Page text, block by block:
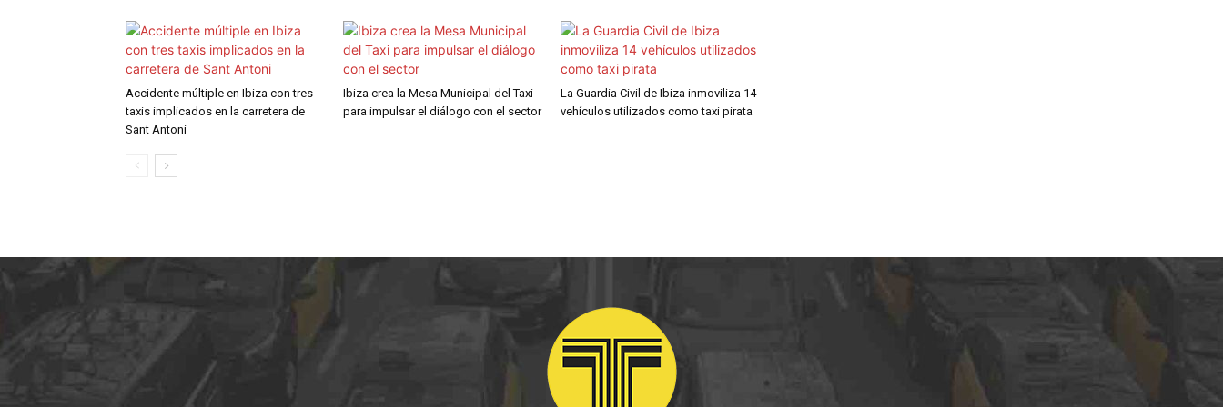
Accidente múltiple en Ibiza con tres
taxis implicados en la carretera de
Sant Antoni
Ibiza crea la Mesa Municipal del Taxi
para impulsar el diálogo con el sector
La Guardia Civil de Ibiza inmoviliza 14
vehículos utilizados como taxi pirata